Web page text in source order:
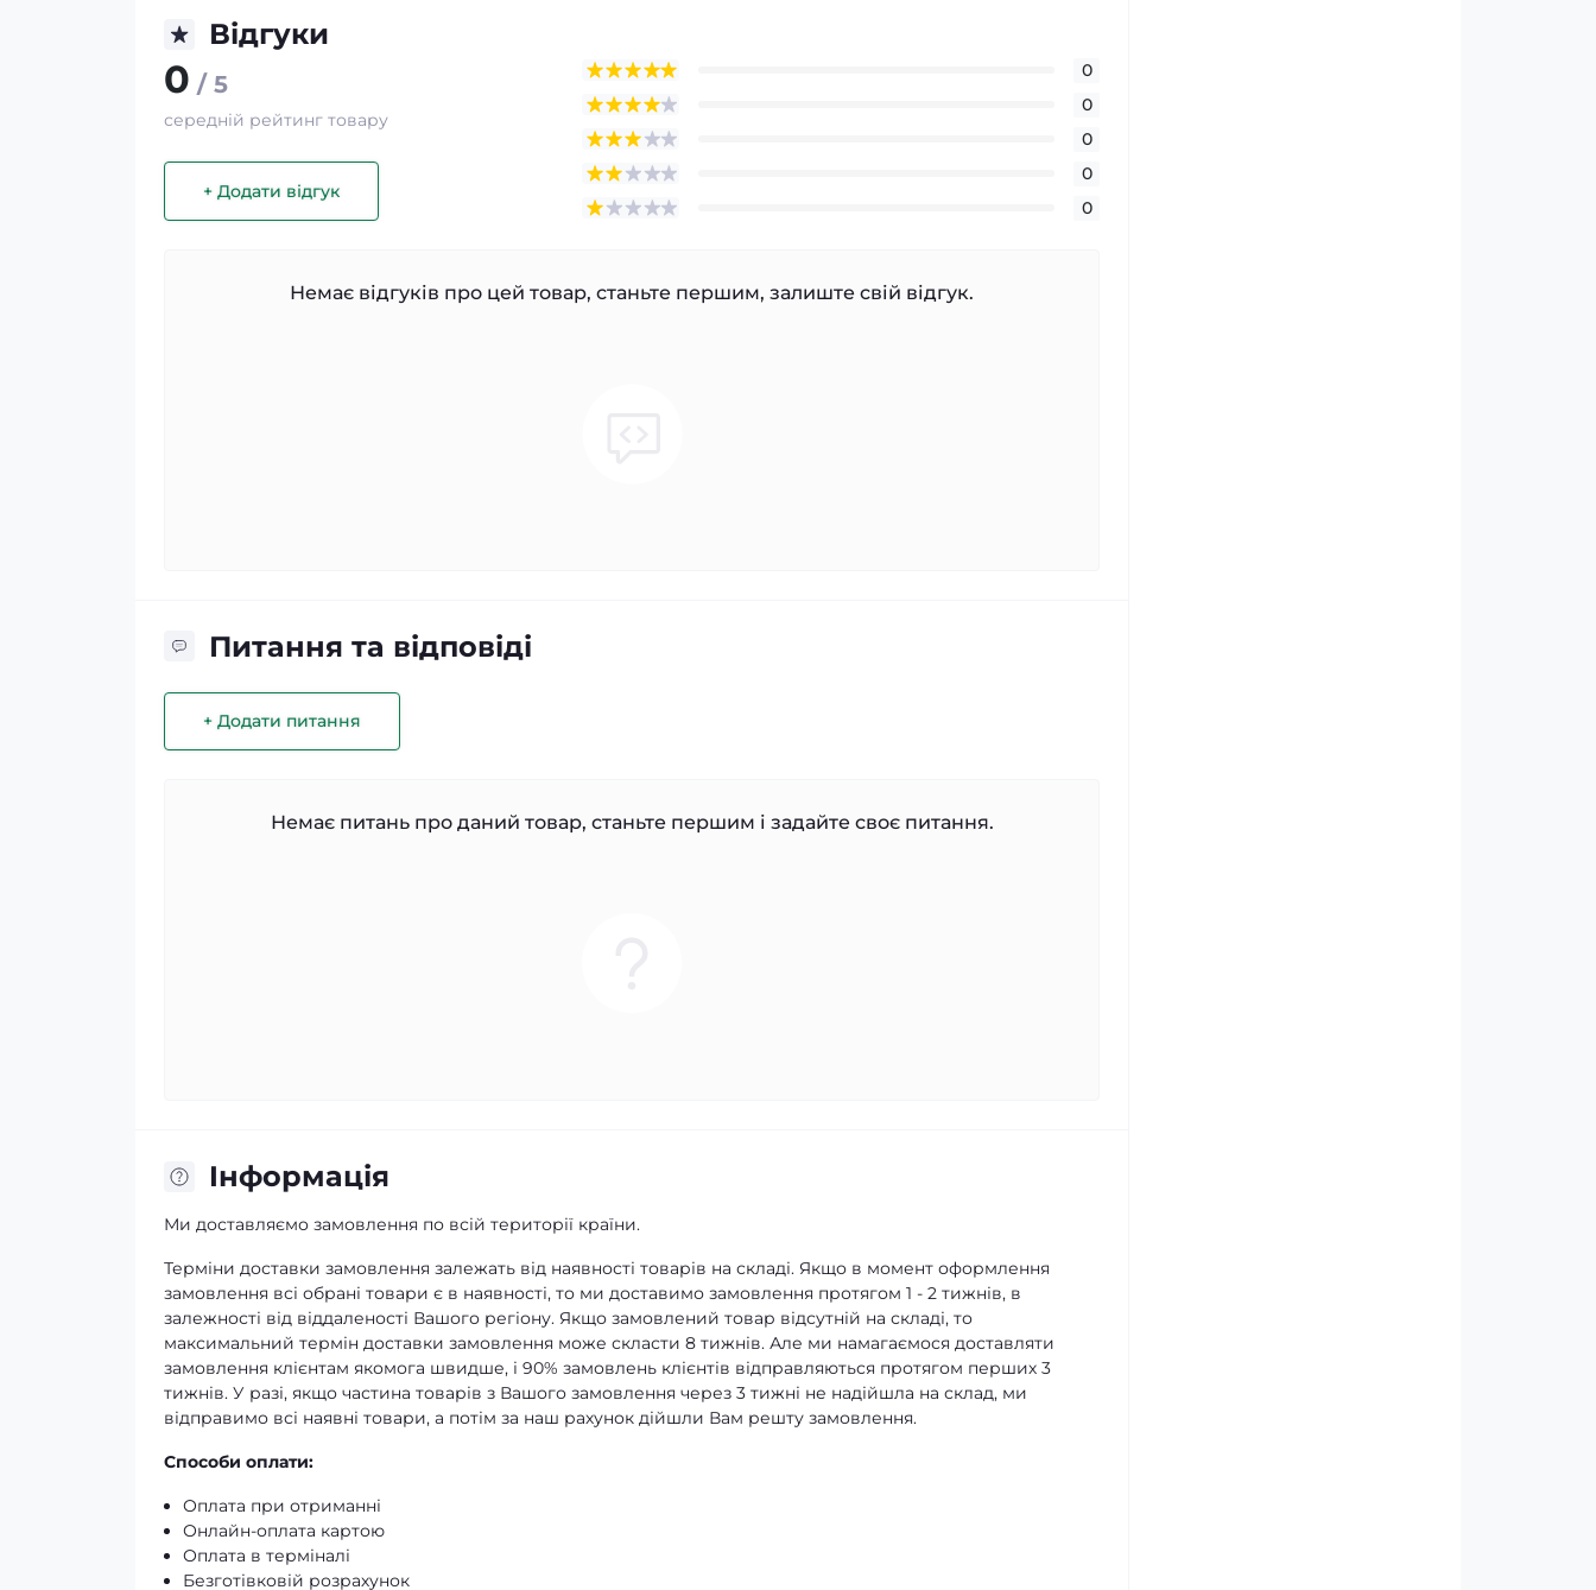
Відгуки
0 / 5
середній рейтинг товару
+ Додати відгук
0
0
0
0
0
Немає відгуків про цей товар, станьте першим, залиште свій відгук.
Питання та відповіді
+ Додати питання
Немає питань про даний товар, станьте першим і задайте своє питання.
Iнформація
Ми доставляємо замовлення по всій території країни.
Терміни доставки замовлення залежать від наявності товарів на складі. Якщо в момент оформлення
замовлення всі обрані товари є в наявності, то ми доставимо замовлення протягом 1 - 2 тижнів, в
залежності від віддаленості Вашого регіону. Якщо замовлений товар відсутній на складі, то
максимальний термін доставки замовлення може скласти 8 тижнів. Але ми намагаємося доставляти
замовлення клієнтам якомога швидше, і 90% замовлень клієнтів відправляються протягом перших 3
тижнів. У разі, якщо частина товарів з Вашого замовлення через 3 тижні не надійшла на склад, ми
відправимо всі наявні товари, а потім за наш рахунок дійшли Вам решту замовлення.
Способи оплати:
Оплата при отриманні
Онлайн-оплата картою
Оплата в терміналі
Безготівковій розрахунок